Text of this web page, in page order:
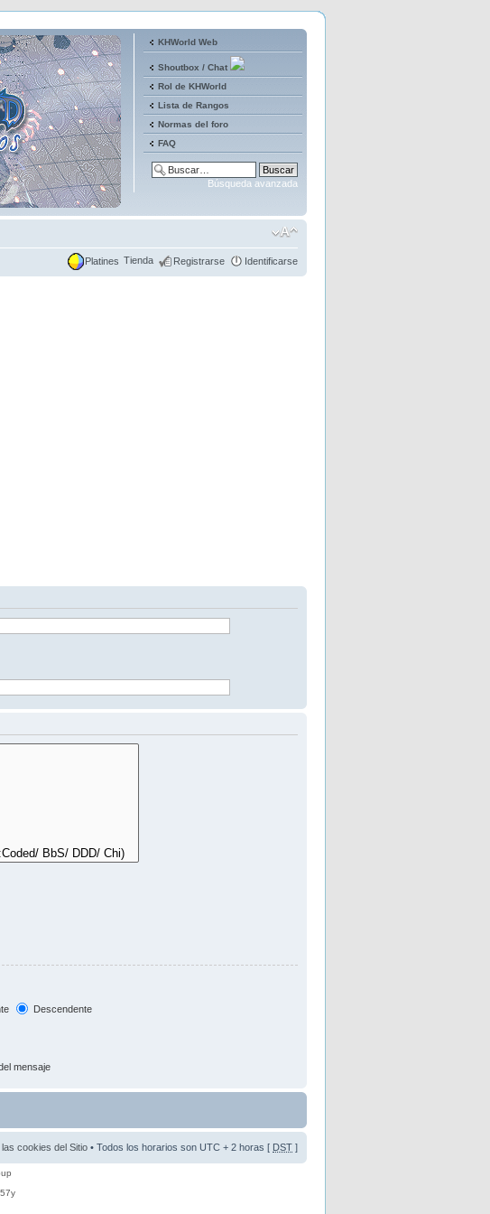
KHWorld Web
Shoutbox / Chat
Rol de KHWorld
Lista de Rangos
Normas del foro
FAQ
Búsqueda avanzada
Platines Tienda Registrarse Identificarse
Descendente
mensaje
cookies del Sitio • Todos los horarios son UTC + 2 horas [ DST ]